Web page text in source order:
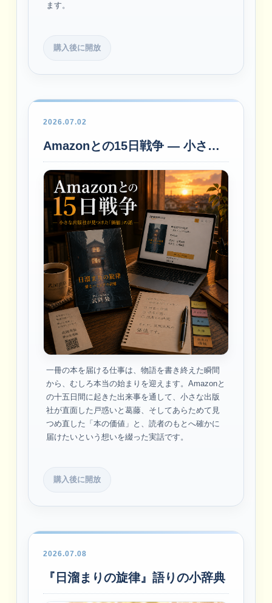
ます。
購入後に開放
2026.07.02
Amazonとの15日戦争 ― 小さな出版社が見つけた「価値」の話 ―
一冊の本を届ける仕事は、物語を書き終えた瞬間
から、むしろ本当の始まりを迎えます。Amazonと
の十五日間に起きた出来事を通して、小さな出版
社が直面した戸惑いと葛藤、そしてあらためて見
つめ直した「本の価値」と、読者のもとへ確かに
届けたいという想いを綴った実話です。
購入後に開放
2026.07.08
『日溜まりの旋律』語りの小辞典